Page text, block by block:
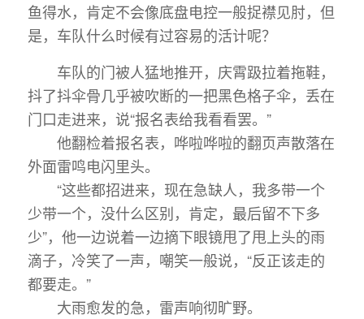
鱼得水，肯定不会像底盘电控一般捉襟见肘，但
是，车队什么时候有过容易的活计呢？
车队的门被人猛地推开，庆霄趿拉着拖鞋，
抖了抖伞骨几乎被吹断的一把黑色格子伞，丢在
门口走进来，说“报名表给我看看罢。”
他翻检着报名表，哗啦哗啦的翻页声散落在
外面雷鸣电闪里头。
“这些都招进来，现在急缺人，我多带一个
少带一个，没什么区别，肯定，最后留不下多
少”，他一边说着一边摘下眼镜甩了甩上头的雨
滴子，冷笑了一声，嘲笑一般说，“反正该走的
都要走。”
大雨愈发的急，雷声响彻旷野。